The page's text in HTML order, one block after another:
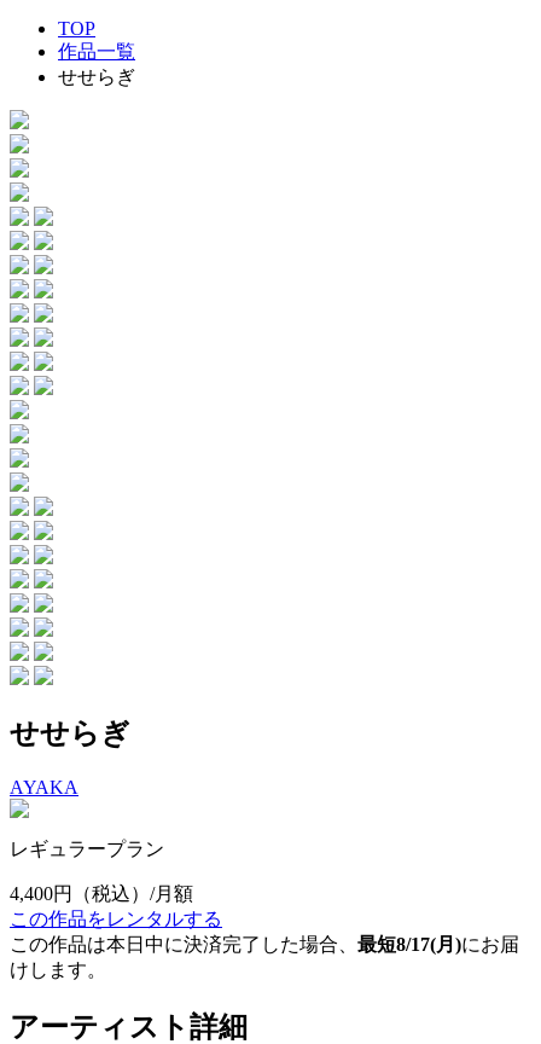
TOP
作品一覧
せせらぎ
せせらぎ
AYAKA
レギュラープラン
4,400円
（税込）/月額
この作品をレンタルする
この作品は本日中に決済完了した場合、 最短8/17(月)にお届
けします。
アーティスト詳細